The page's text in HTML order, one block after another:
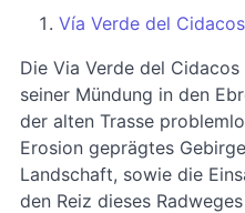
Vía Verde del Cidacos
Die Via Verde del
seiner Mündung in den
der alten Trasse
Erosion geprägtes
Landschaft, sowie die
den Reiz dieses